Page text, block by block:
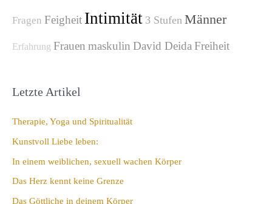
c
Fragen Feigheit Intimität 3 Stufen Männer
Erfahrung Frauen maskulin David DeidaFreiheit
Letzte Artikel
Therapie, Yoga und Spiritualität
Kunstvoll Liebe leben:
In einem weiblichen, sexuell wachen Körper
Das Herz kennt keine Grenze
Das Göttliche in deinem Körper